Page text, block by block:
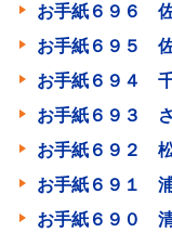
お手紙６９６
お手紙６９５
お手紙６９４
お手紙６９３
お手紙６９２
お手紙６９１
お手紙６９０